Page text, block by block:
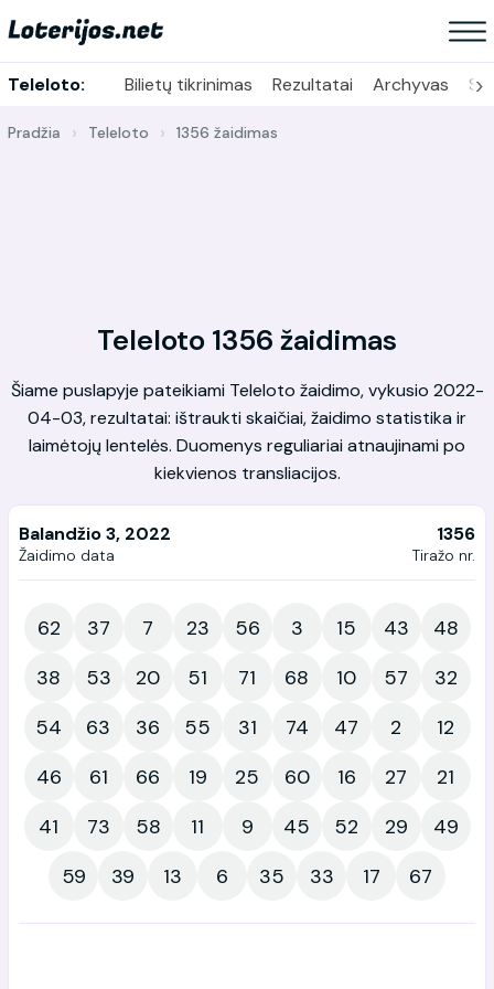
Teleloto: Bilietų tikrinimas Rezultatai Archyvas ›
Pradžia Teleloto 1356 žaidimas
Teleloto 1356 žaidimas
Šiame puslapyje pateikiami Teleloto žaidimo, vykusio 2022-
04-03, rezultatai: ištraukti skaičiai, žaidimo statistika ir
laimėtojų lentelės. Duomenys reguliariai atnaujinami po
kiekvienos transliacijos.
Balandžio 3, 2022
Žaidimo data
1356
Tiražo nr.
62 37 7 23 56 3 15 43
48
38
53 20 51 71 68 10 57
32
54
63 36 55 31 74 47 2
12
46
61 66 19 25 60 16 27
21
41
73 58 11 9 45 52 29
49
59
39 13 6 35 33 17 67